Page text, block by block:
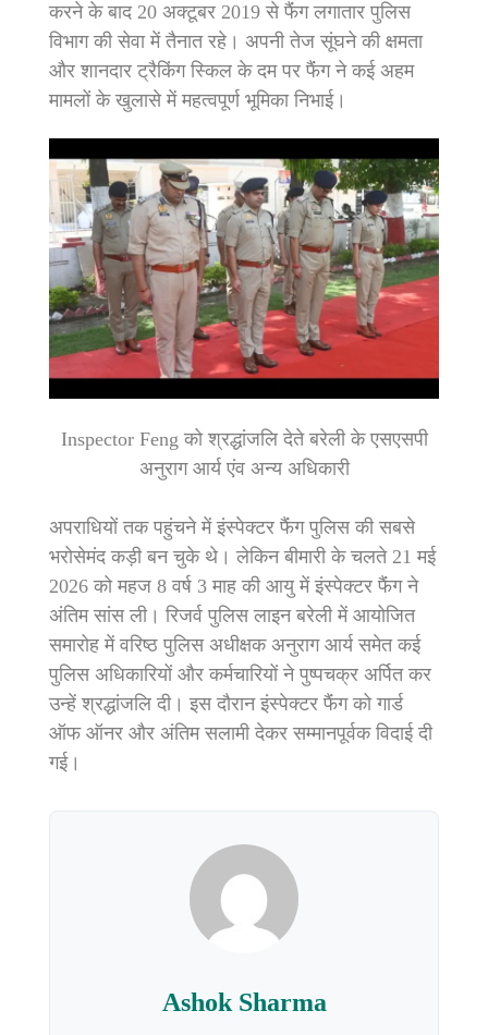
करने के बाद 20 अक्टूबर 2019 से फैंंग लगातार पुलिस
विभाग की सेवा में तैनात रहे। अपनी तेज सूंघने की क्षमता
और शानदार ट्रैकिंग स्किल के दम पर फैंंग ने कई अहम
मामलों के खुलासे में महत्वपूर्ण भूमिका निभाई।
Inspector Feng को श्रद्धांजलि देते बरेली के एसएसपी
अनुराग आर्य एंव अन्य अधिकारी
अपराधियों तक पहुंचने में इंस्पेक्टर फैंंग पुलिस की सबसे
भरोसेमंद कड़ी बन चुके थे। लेकिन बीमारी के चलते 21 मई
2026 को महज 8 वर्ष 3 माह की आयु में इंस्पेक्टर फैंंग ने
अंतिम सांस ली। रिजर्व पुलिस लाइन बरेली में आयोजित
समारोह में वरिष्ठ पुलिस अधीक्षक अनुराग आर्य समेत कई
पुलिस अधिकारियों और कर्मचारियों ने पुष्पचक्र अर्पित कर
उन्हें श्रद्धांजलि दी। इस दौरान इंस्पेक्टर फैंंग को गार्ड
ऑफ ऑनर और अंतिम सलामी देकर सम्मानपूर्वक विदाई दी
गई।
Ashok Sharma